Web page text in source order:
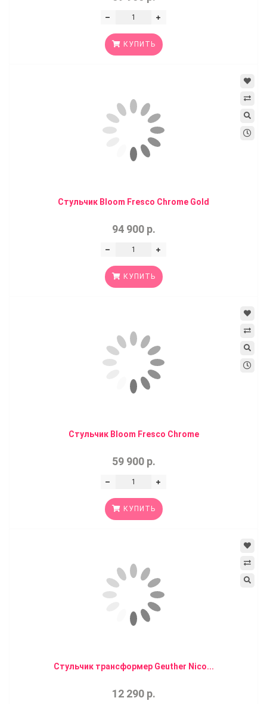
КУПИТЬ
Стульчик Bloom Fresco Chrome Gold
94 900 р.
КУПИТЬ
Стульчик Bloom Fresco Chrome
59 900 р.
КУПИТЬ
Стульчик трансформер Geuther Nico...
12 290 р.